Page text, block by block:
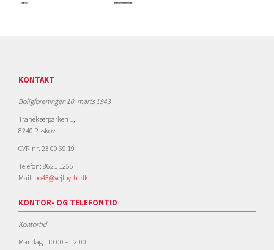
KONTAKT
Boligforeningen 10. marts 1943
Tranekærparken 1,
8240 Risskov
CVR-nr. 23 09 69 19
Telefon: 8621 1255
Mail: bo43@vejlby-bf.dk
KONTOR- OG TELEFONTID
Kontortid
Mandag: 10.00 – 12.00